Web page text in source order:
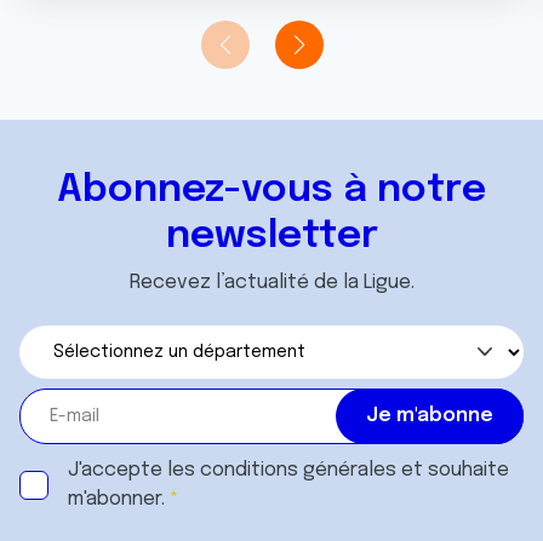
Abonnez-vous à notre
newsletter
Recevez l’actualité de la Ligue.
J'accepte les conditions générales et souhaite
m'abonner.